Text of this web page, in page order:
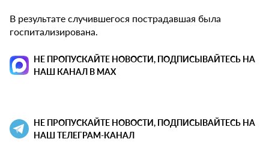
В результате случившегося пострадавшая была
госпитализирована.
НЕ ПРОПУСКАЙТЕ НОВОСТИ, ПОДПИСЫВАЙТЕСЬ НА
НАШ КАНАЛ В MAX
НЕ ПРОПУСКАЙТЕ НОВОСТИ, ПОДПИСЫВАЙТЕСЬ НА
НАШ ТЕЛЕГРАМ-КАНАЛ